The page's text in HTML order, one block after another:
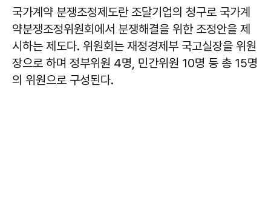
국가계약 분쟁조정제도란 조달기업의 청구로 국가계
약분쟁조정위원회에서 분쟁해결을 위한 조정안을 제
시하는 제도다. 위원회는 재정경제부 국고실장을 위원
장으로 하며 정부위원 4명, 민간위원 10명 등 총 15명
의 위원으로 구성된다.